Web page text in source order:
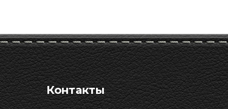
Контакты